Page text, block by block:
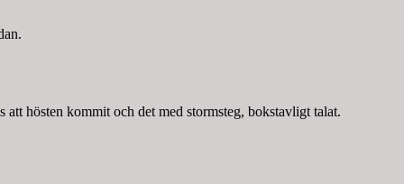
hösten kommit och det med stormsteg, bokstavligt talat.